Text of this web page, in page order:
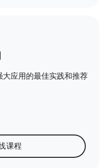
应用的最佳实践和推荐
课程